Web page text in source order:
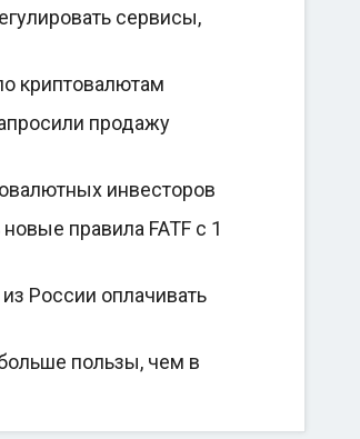
сервисы,
криптовалютам
продажу
инвесторов
правила FATF с 1
России оплачивать
пользы, чем в